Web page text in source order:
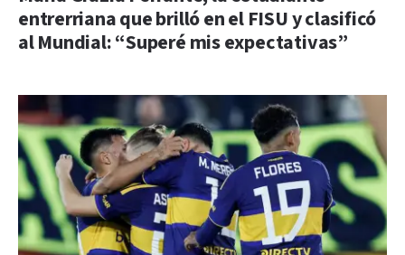
entrerriana que brilló en el FISU y clasificó
al Mundial: “Superé mis expectativas”